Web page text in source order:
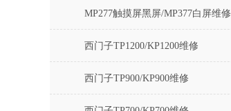
MP277触摸屏黑屏/MP377白屏维修
西门子TP1200/KP1200维修
西门子TP900/KP900维修